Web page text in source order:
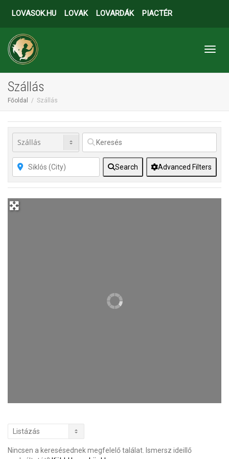
LOVASOK.HU LOVAK LOVARDÁK PIACTÉR
Szállás
Főoldal Szállás
Search Advanced Filters
Nincsen a keresésednek megfelelő találat. Ismersz ideillő